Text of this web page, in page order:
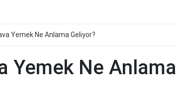
Yemek Ne Anlama Geliyor?
Yemek Ne Anlama